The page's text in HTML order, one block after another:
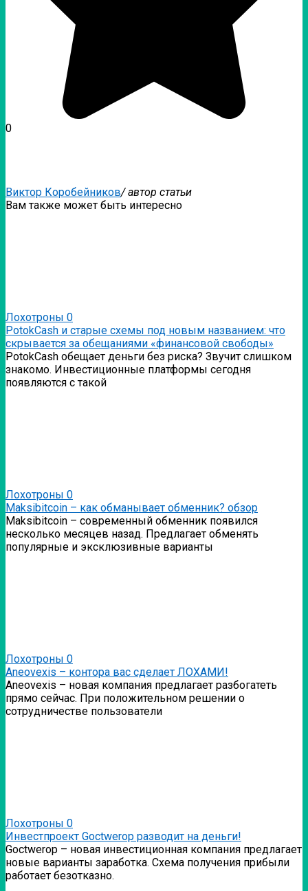
0
Виктор Коробейников/ автор статьи
Вам также может быть интересно
Лохотроны 0
PotokCash и старые схемы под новым названием: что
скрывается за обещаниями «финансовой свободы»
PotokCash обещает деньги без риска? Звучит слишком
знакомо. Инвестиционные платформы сегодня
появляются с такой
Лохотроны 0
Мaksibitcoin – как обманывает обменник? обзор
Мaksibitcoin – современный обменник появился
несколько месяцев назад. Предлагает обменять
популярные и эксклюзивные варианты
Лохотроны 0
Аneovexis – контора вас сделает ЛОХАМИ!
Аneovexis – новая компания предлагает разбогатеть
прямо сейчас. При положительном решении о
сотрудничестве пользователи
Лохотроны 0
Инвестпроект Goctwerop разводит на деньги!
Goctwerop – новая инвестиционная компания предлагает
новые варианты заработка. Схема получения прибыли
работает безотказно.